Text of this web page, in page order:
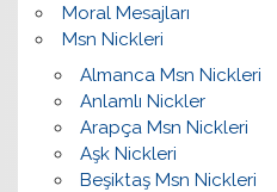
Moral Mesajları
Msn Nickleri
Almanca Msn Nickleri
Anlamlı Nickler
Arapça Msn Nickleri
Aşk Nickleri
Beşiktaş Msn Nickleri